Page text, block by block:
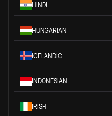
HINDI
HUNGARIAN
ICELANDIC
INDONESIAN
IRISH